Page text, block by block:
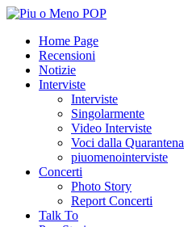
Home Page
Recensioni
Notizie
Interviste
Interviste
Singolarmente
Video Interviste
Voci dalla Quarantena
piuomenointerviste
Concerti
Photo Story
Report Concerti
Talk To